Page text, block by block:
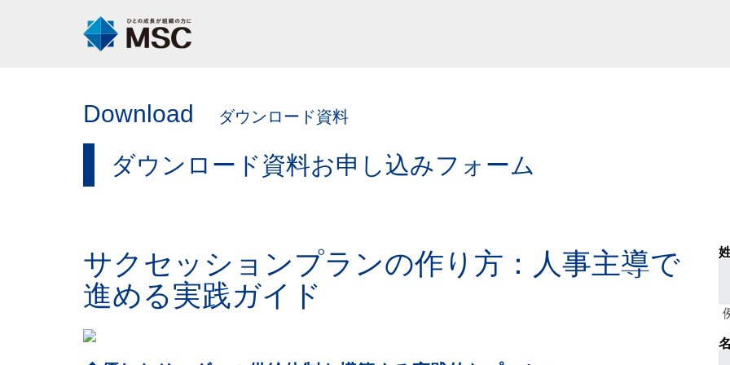
Download ダウンロード資料
ダウンロード資料お申し込みフォーム
サクセッションプランの作り方：人事主導で
進める実践ガイド